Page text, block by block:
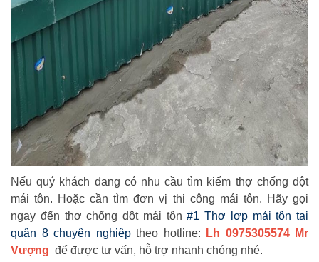
Nếu quý khách đang có nhu cầu tìm kiếm thợ chống dột
mái tôn. Hoặc cần tìm đơn vị thi công mái tôn. Hãy gọi
ngay đến thợ chống dột mái tôn#1 Thợ lợp mái tôn tại
quận 8 chuyên nghiệptheo hotline:
Lh 0975305574 Mr
Vượng để được tư vấn, hỗ trợ nhanh chóng nhé.